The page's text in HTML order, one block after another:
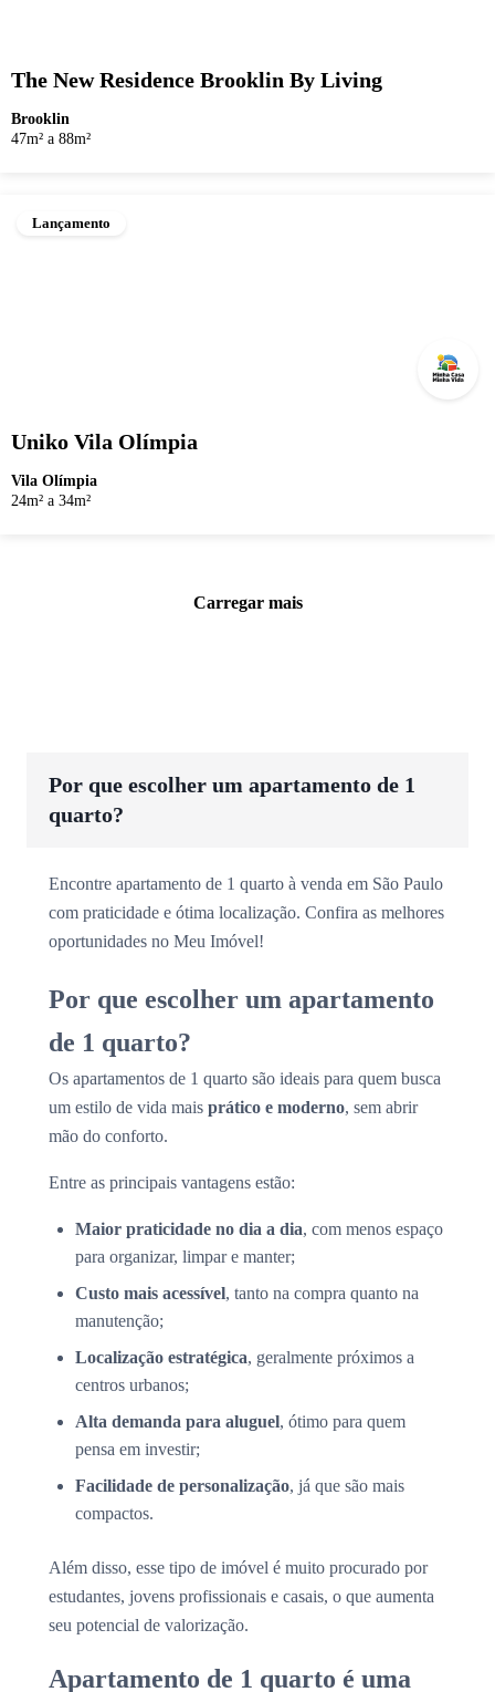
The New Residence Brooklin By Living
Brooklin
47m² a 88m²
Lançamento
Uniko Vila Olímpia
Vila Olímpia
24m² a 34m²
Carregar mais
Por que escolher um apartamento de 1
quarto?
Encontre apartamento de 1 quarto à venda em São Paulo
com praticidade e ótima localização. Confira as melhores
oportunidades no Meu Imóvel!
Por que escolher um apartamento
de 1 quarto?
Os apartamentos de 1 quarto são ideais para quem busca
um estilo de vida mais prático e moderno, sem abrir
mão do conforto.
Entre as principais vantagens estão:
Maior praticidade no dia a dia, com menos espaço
para organizar, limpar e manter;
Custo mais acessível, tanto na compra quanto na
manutenção;
Localização estratégica, geralmente próximos a
centros urbanos;
Alta demanda para aluguel, ótimo para quem
pensa em investir;
Facilidade de personalização, já que são mais
compactos.
Além disso, esse tipo de imóvel é muito procurado por
estudantes, jovens profissionais e casais, o que aumenta
seu potencial de valorização.
Apartamento de 1 quarto é uma